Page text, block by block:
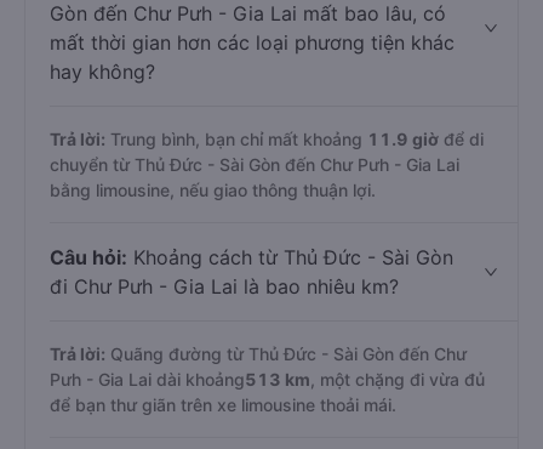
Gòn đến Chư Pưh - Gia Lai mất bao lâu, có
mất thời gian hơn các loại phương tiện khác
hay không?
Trả lời: Trung bình, bạn chỉ mất khoảng 11.9 giờ để di
chuyển từ Thủ Đức - Sài Gòn đến Chư Pưh - Gia Lai
bằng limousine, nếu giao thông thuận lợi.
Câu hỏi: Khoảng cách từ Thủ Đức - Sài Gòn
đi Chư Pưh - Gia Lai là bao nhiêu km?
Trả lời: Quãng đường từ Thủ Đức - Sài Gòn đến Chư
Pưh - Gia Lai dài khoảng513 km , một chặng đi vừa đủ
để bạn thư giãn trên xe limousine thoải mái.